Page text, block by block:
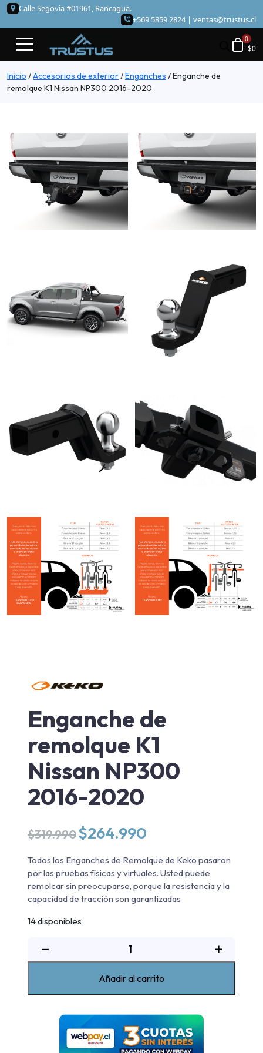
Calle Segovia #01961, Rancagua.
+569 5859 2824 | ventas@trustus.cl
$0
Inicio /Accesorios de exterior/Enganches /Enganche de
remolque K1 Nissan NP300 2016-2020
Enganche de
remolque K1
Nissan NP300
2016-2020
$319.990 El
precio
original
era:
$319.990.
$264.990
actual
es:
$264.990.
Todos los Enganches de Remolque de Keko pasaron
por las pruebas físicas y virtuales. Usted puede
remolcar sin preocuparse, porque la resistencia y la
capacidad de tracción son garantizadas
14 disponibles
−
NP300
2016-
2020
+
Añadir al carrito